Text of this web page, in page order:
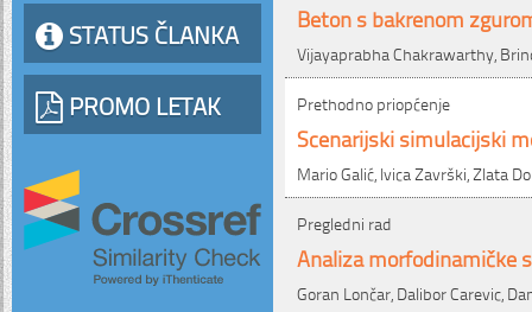
STATUS ČLANKA
PROMO LETAK
Beton s bakrenom
Vijayaprabha Chakrawarthy,
Prethodno priopćenje
Scenarijski simulacijski
Mario Galić, Ivica Završki, Zlata
Pregledni rad
Analiza morfodinamičke
Goran Lončar, Dalibor Carevic,